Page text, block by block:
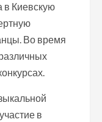
в Киевскую
Во время
в